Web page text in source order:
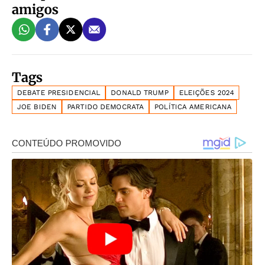
amigos
Tags
DEBATE PRESIDENCIAL DONALD TRUMP
ELEIÇÕES 2024
JOE BIDEN
PARTIDO DEMOCRATA POLÍTICA AMERICANA